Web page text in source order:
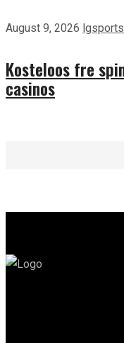
August 9, 2026 lgsports
Kosteloos fre
casinos